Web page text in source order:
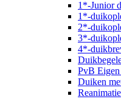
1*-Junior
1*-
2*-
3*-
4*-
PvB Eigen
Duiken
Reanimatie